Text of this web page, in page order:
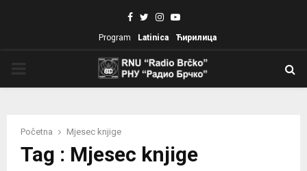
Facebook
TwitterInstagram
Youtube
Program Latinica Ћирилица
Početna Mjesec knjige
Tag : Mjesec knjige